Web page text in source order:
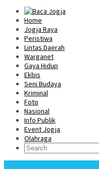
Home
Jogja Raya
Peristiwa
Lintas Daerah
Warganet
Gaya Hidup
Ekbis
Seni Budaya
Kriminal
Foto
Nasional
Info Publik
Event Jogja
Olahraga